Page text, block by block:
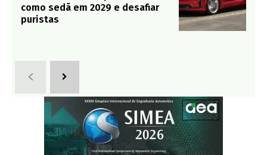
como sedã em 2029 e desafiar
puristas